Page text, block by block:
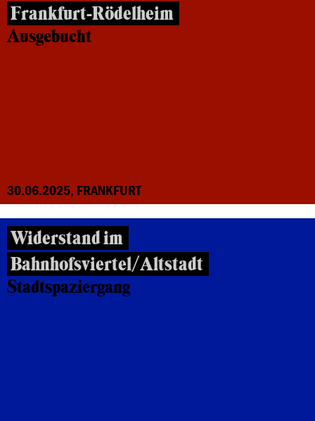
Frankfurt-Rödelheim
Ausgebucht
30.06.2025, FRANKFURT
Widerstand im
Bahnhofsviertel/Altstadt
Stadtspaziergang